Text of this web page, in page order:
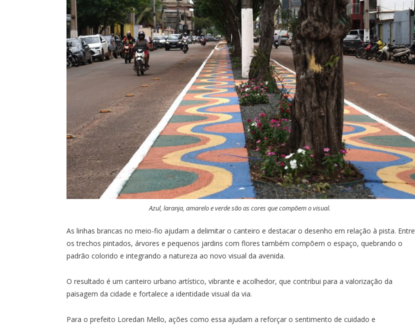
Azul, laranja, amarelo e verde são as cores que compõem o visual.
As linhas brancas no meio-fio ajudam a delimitar o canteiro e destacar o desenho em relação à pista. Entre
os trechos pintados, árvores e pequenos jardins com flores também compõem o espaço, quebrando o
padrão colorido e integrando a natureza ao novo visual da avenida.
O resultado é um canteiro urbano artístico, vibrante e acolhedor, que contribui para a valorização da
paisagem da cidade e fortalece a identidade visual da via.
Para o prefeito Loredan Mello, ações como essa ajudam a reforçar o sentimento de cuidado e